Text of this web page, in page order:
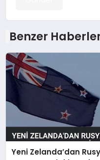
Benzer
Yeni Zelanda’dan